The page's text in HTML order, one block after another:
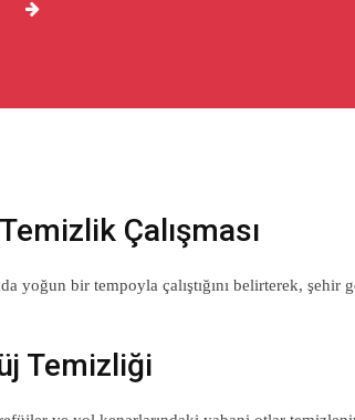
Çalışması
yoğun bir tempoyla çalıştığını belirterek, şehir
Temizliği